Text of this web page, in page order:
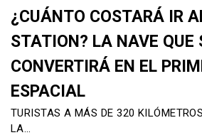
¿CUÁNTO COSTARÁ IR
STATION? LA NAVE QUE
CONVERTIRÁ EN EL
ESPACIAL
TURISTAS A MÁS DE 320
LA…